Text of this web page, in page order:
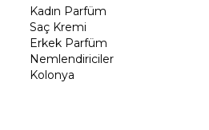
Kadın Parfüm
Saç Kremi
Erkek Parfüm
Nemlendiriciler
Kolonya